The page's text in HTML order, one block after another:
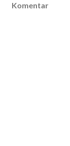
Komentar